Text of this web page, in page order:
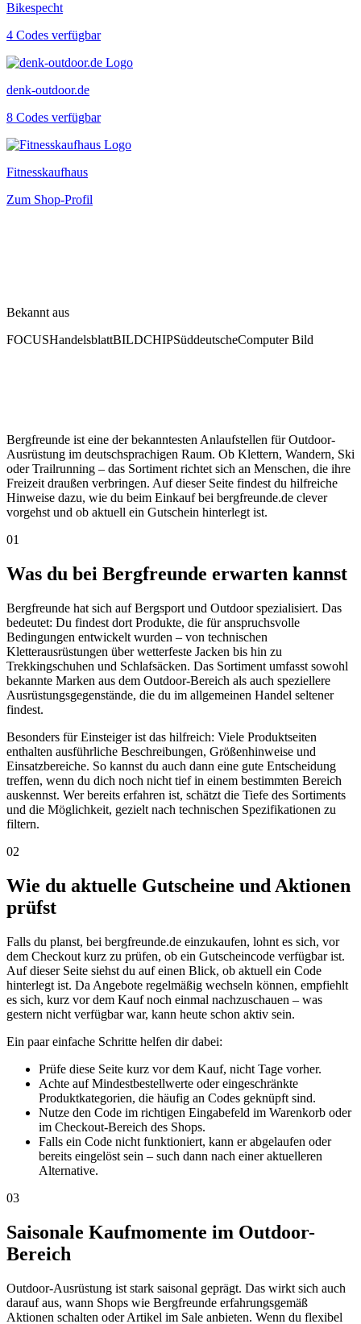
Bikespecht
4 Codes verfügbar
denk-outdoor.de
8 Codes verfügbar
Fitnesskaufhaus
Zum Shop-Profil
Bekannt aus
FOCUSHandelsblattBILDCHIPSüddeutscheComputer Bild
Bergfreunde ist eine der bekanntesten Anlaufstellen für Outdoor-
Ausrüstung im deutschsprachigen Raum. Ob Klettern, Wandern, Ski
oder Trailrunning – das Sortiment richtet sich an Menschen, die ihre
Freizeit draußen verbringen. Auf dieser Seite findest du hilfreiche
Hinweise dazu, wie du beim Einkauf bei bergfreunde.de clever
vorgehst und ob aktuell ein Gutschein hinterlegt ist.
01
Was du bei Bergfreunde erwarten kannst
Bergfreunde hat sich auf Bergsport und Outdoor spezialisiert. Das
bedeutet: Du findest dort Produkte, die für anspruchsvolle
Bedingungen entwickelt wurden – von technischen
Kletterausrüstungen über wetterfeste Jacken bis hin zu
Trekkingschuhen und Schlafsäcken. Das Sortiment umfasst sowohl
bekannte Marken aus dem Outdoor-Bereich als auch speziellere
Ausrüstungsgegenstände, die du im allgemeinen Handel seltener
findest.
Besonders für Einsteiger ist das hilfreich: Viele Produktseiten
enthalten ausführliche Beschreibungen, Größenhinweise und
Einsatzbereiche. So kannst du auch dann eine gute Entscheidung
treffen, wenn du dich noch nicht tief in einem bestimmten Bereich
auskennst. Wer bereits erfahren ist, schätzt die Tiefe des Sortiments
und die Möglichkeit, gezielt nach technischen Spezifikationen zu
filtern.
02
Wie du aktuelle Gutscheine und Aktionen
prüfst
Falls du planst, bei bergfreunde.de einzukaufen, lohnt es sich, vor
dem Checkout kurz zu prüfen, ob ein Gutscheincode verfügbar ist.
Auf dieser Seite siehst du auf einen Blick, ob aktuell ein Code
hinterlegt ist. Da Angebote regelmäßig wechseln können, empfiehlt
es sich, kurz vor dem Kauf noch einmal nachzuschauen – was
gestern nicht verfügbar war, kann heute schon aktiv sein.
Ein paar einfache Schritte helfen dir dabei:
Prüfe diese Seite kurz vor dem Kauf, nicht Tage vorher.
Achte auf Mindestbestellwerte oder eingeschränkte
Produktkategorien, die häufig an Codes geknüpft sind.
Nutze den Code im richtigen Eingabefeld im Warenkorb oder
im Checkout-Bereich des Shops.
Falls ein Code nicht funktioniert, kann er abgelaufen oder
bereits eingelöst sein – such dann nach einer aktuelleren
Alternative.
03
Saisonale Kaufmomente im Outdoor-
Bereich
Outdoor-Ausrüstung ist stark saisonal geprägt. Das wirkt sich auch
darauf aus, wann Shops wie Bergfreunde erfahrungsgemäß
Aktionen schalten oder Artikel im Sale anbieten. Wenn du flexibel